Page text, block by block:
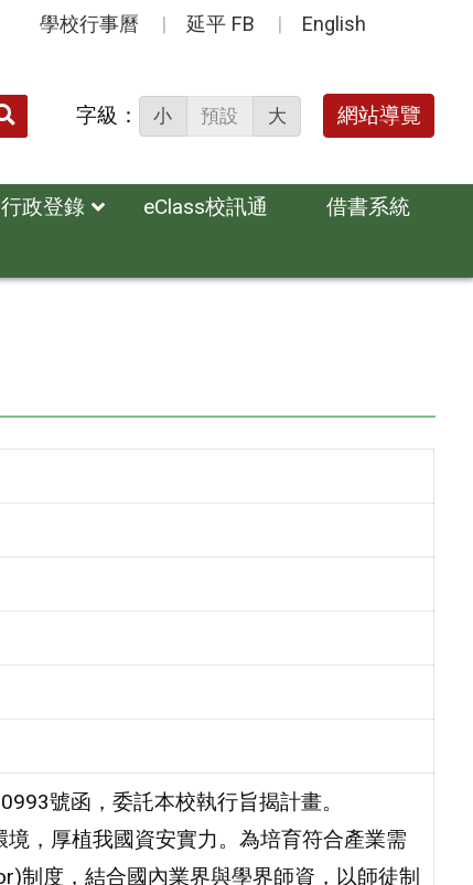
學校行事曆 延平 FB English
送出 字級： 小 預設 大 網站導覽
行政登錄 eClass校訊通
借書系統
號函，委託本校執行旨揭計畫。
，厚植我國資安實力。為培育符合產業需
制度，結合國內業界與學界師資，以師徒制